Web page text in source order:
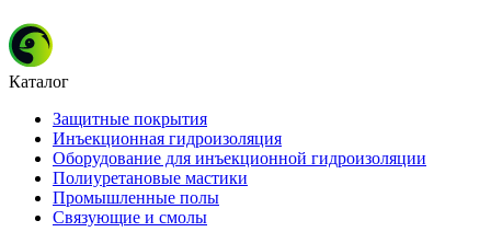
Каталог
Защитные покрытия
Инъекционная гидроизоляция
Оборудование для инъекционной гидроизоляции
Полиуретановые мастики
Промышленные полы
Связующие и смолы